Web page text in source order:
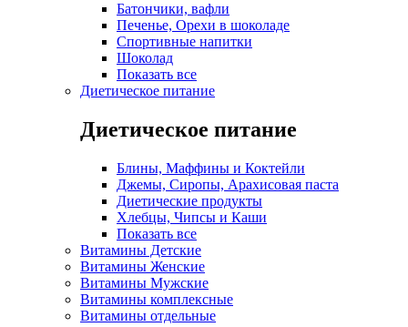
Батончики, вафли
Печенье, Орехи в шоколаде
Спортивные напитки
Шоколад
Показать все
Диетическое питание
Диетическое питание
Блины, Маффины и Коктейли
Джемы, Сиропы, Арахисовая паста
Диетические продукты
Хлебцы, Чипсы и Каши
Показать все
Витамины Детские
Витамины Женские
Витамины Мужские
Витамины комплексные
Витамины отдельные